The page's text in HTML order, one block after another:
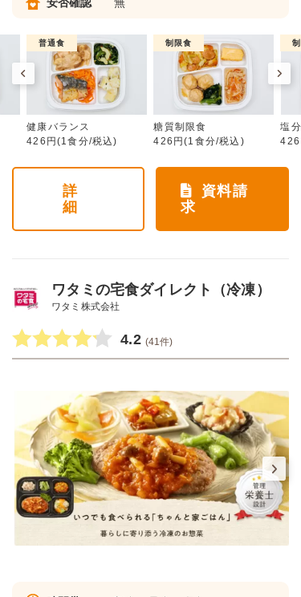
安否確認 無
普通食
健康バランス
426円(1食分/税込)
制限食
糖質制限食
426円(1食分/税込)
塩
詳
細
資料請
求
ワタミの宅食ダイレクト（冷凍）
ワタミ株式会社
4.2 (41件)